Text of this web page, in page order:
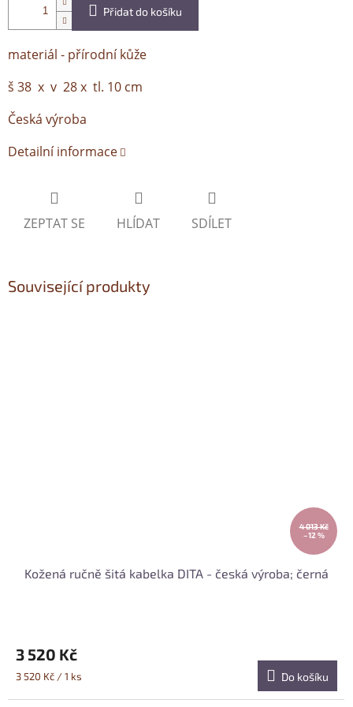
Přidat do košíku
materiál - přírodní kůže
š 38 x v 28 x tl. 10 cm
Česká výroba
Detailní informace
ZEPTAT SE HLÍDAT SDÍLET
Související produkty
4 013 Kč
–12 %
Kožená ručně šitá kabelka DITA - česká výroba; černá
3 520 Kč
Měrná
3 520 Kč / 1 ks Do košíku